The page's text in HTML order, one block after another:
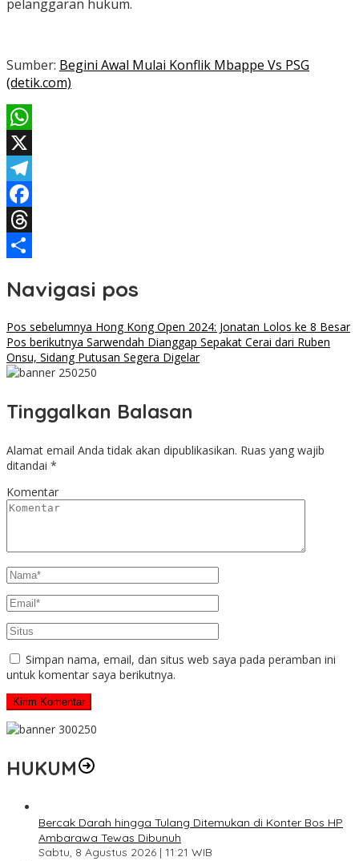
pelanggaran hukum.
Sumber: Begini Awal Mulai Konflik Mbappe Vs PSG
(detik.com)
WhatsApp
X
Telegram
Facebook
Threads
Navigasi pos
Pos sebelumnya Hong Kong Open 2024: Jonatan Lolos ke 8 Besar
Pos berikutnya Sarwendah Dianggap Sepakat Cerai dari Ruben
Onsu, Sidang Putusan Segera Digelar
Tinggalkan Balasan
Alamat email Anda tidak akan dipublikasikan. Ruas yang wajib
ditandai *
Komentar
Simpan nama, email, dan situs web saya pada peramban ini
untuk komentar saya berikutnya.
HUKUM
Bercak Darah hingga Tulang Ditemukan di Konter Bos HP
Ambarawa Tewas Dibunuh
Sabtu, 8 Agustus 2026 | 11:21 WIB